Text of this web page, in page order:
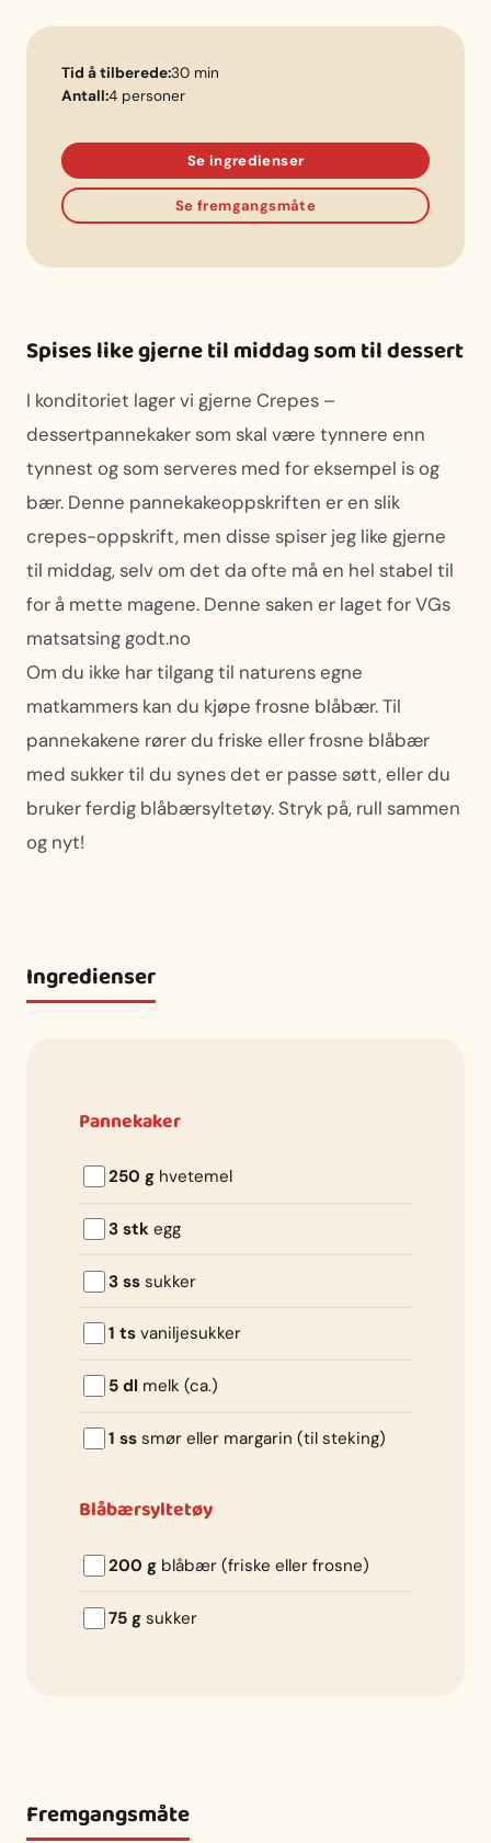
Spises like gjerne til middag som til dessert
I konditoriet lager vi gjerne Crepes –
dessertpannekaker som skal være tynnere enn
tynnest og som serveres med for eksempel is og
bær. Denne pannekakeoppskriften er en slik
crepes-oppskrift, men disse spiser jeg like gjerne
til middag, selv om det da ofte må en hel stabel til
for å mette magene. Denne saken er laget for VGs
matsatsing godt.no
Om du ikke har tilgang til naturens egne
matkammers kan du kjøpe frosne blåbær. Til
pannekakene rører du friske eller frosne blåbær
med sukker til du synes det er passe søtt, eller du
bruker ferdig blåbærsyltetøy. Stryk på, rull sammen
og nyt!
Ingredienser
Pannekaker
250 g hvetemel
3 stk egg
3 ss sukker
1 ts vaniljesukker
5 dl melk (ca.)
1 ss smør eller margarin (til steking)
Blåbærsyltetøy
200 g blåbær (friske eller frosne)
75 g sukker
Fremgangsmåte
Tid å tilberede:30 min
Antall:4 personer
Se ingredienser
Se fremgangsmåte